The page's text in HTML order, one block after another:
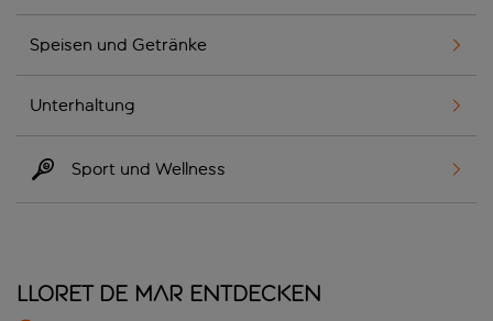
Speisen und Getränke
Unterhaltung
Sport und Wellness
Lloret de Mar entdecken